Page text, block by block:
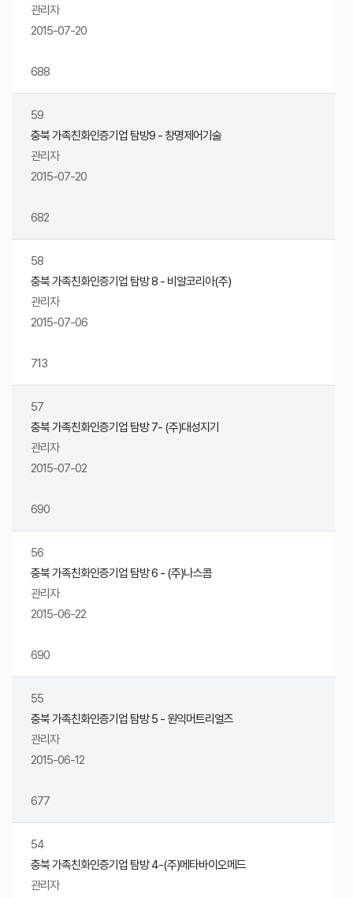
관리자
2015-07-20
688
59
충북 가족친화인증기업 탐방9 - 창명제어기술
관리자
2015-07-20
682
58
충북 가족친화인증기업 탐방 8 - 비알코리아(주)
관리자
2015-07-06
713
57
충북 가족친화인증기업 탐방 7- (주)대성지기
관리자
2015-07-02
690
56
충북 가족친화인증기업 탐방 6 - (주)나스콤
관리자
2015-06-22
690
55
충북 가족친화인증기업 탐방 5 - 원익머트리얼즈
관리자
2015-06-12
677
54
충북 가족친화인증기업 탐방 4-(주)메타바이오메드
관리자